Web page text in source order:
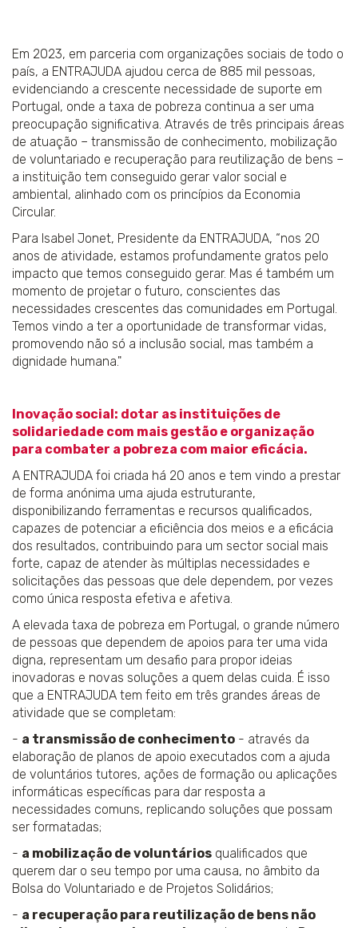
Em 2023, em parceria com organizações sociais de todo o
país, a ENTRAJUDA ajudou cerca de 885 mil pessoas,
evidenciando a crescente necessidade de suporte em
Portugal, onde a taxa de pobreza continua a ser uma
preocupação significativa. Através de três principais áreas
de atuação – transmissão de conhecimento, mobilização
de voluntariado e recuperação para reutilização de bens –
a instituição tem conseguido gerar valor social e
ambiental, alinhado com os princípios da Economia
Circular.
Para Isabel Jonet, Presidente da ENTRAJUDA, “nos 20
anos de atividade, estamos profundamente gratos pelo
impacto que temos conseguido gerar. Mas é também um
momento de projetar o futuro, conscientes das
necessidades crescentes das comunidades em Portugal.
Temos vindo a ter a oportunidade de transformar vidas,
promovendo não só a inclusão social, mas também a
dignidade humana."
Inovação social: dotar as instituições de
solidariedade com mais gestão e organização
para combater a pobreza com maior eficácia.
A ENTRAJUDA foi criada há 20 anos e tem vindo a prestar
de forma anónima uma ajuda estruturante,
disponibilizando ferramentas e recursos qualificados,
capazes de potenciar a eficiência dos meios e a eficácia
dos resultados, contribuindo para um sector social mais
forte, capaz de atender às múltiplas necessidades e
solicitações das pessoas que dele dependem, por vezes
como única resposta efetiva e afetiva.
A elevada taxa de pobreza em Portugal, o grande número
de pessoas que dependem de apoios para ter uma vida
digna, representam um desafio para propor ideias
inovadoras e novas soluções a quem delas cuida. É isso
que a ENTRAJUDA tem feito em três grandes áreas de
atividade que se completam:
- a transmissão de conhecimento - através da
elaboração de planos de apoio executados com a ajuda
de voluntários tutores, ações de formação ou aplicações
informáticas específicas para dar resposta a
necessidades comuns, replicando soluções que possam
ser formatadas;
- a mobilização de voluntários qualificados que
querem dar o seu tempo por uma causa, no âmbito da
Bolsa do Voluntariado e de Projetos Solidários;
- a recuperação para reutilização de bens não